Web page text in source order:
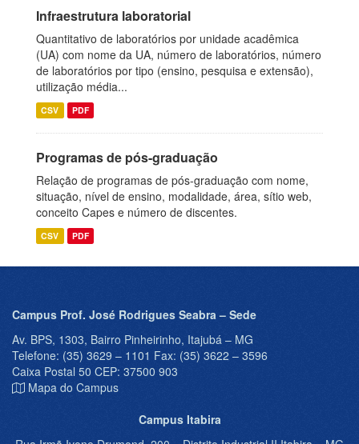
Infraestrutura laboratorial
Quantitativo de laboratórios por unidade acadêmica
(UA) com nome da UA, número de laboratórios, número
de laboratórios por tipo (ensino, pesquisa e extensão),
utilização média...
CSV PDF
Programas de pós-graduação
Relação de programas de pós-graduação com nome,
situação, nível de ensino, modalidade, área, sítio web,
conceito Capes e número de discentes.
CSV PDF
Campus Prof. José Rodrigues Seabra – Sede
Av. BPS, 1303, Bairro Pinheirinho, Itajubá – MG
Telefone: (35) 3629 – 1101 Fax: (35) 3622 – 3596
Caixa Postal 50 CEP: 37500 903
Mapa do Campus
Campus Itabira